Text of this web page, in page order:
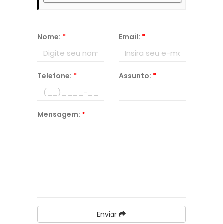
Nome: * Email: *
Telefone: * Assunto: *
Mensagem: *
Enviar